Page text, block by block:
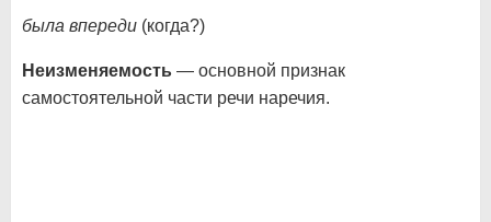
была впереди (когда?)
Неизменяемость — основной признак
самостоятельной части речи наречия.